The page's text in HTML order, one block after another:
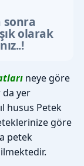
sonra
olarak
neye göre
da yer
husus Petek
göre
petek